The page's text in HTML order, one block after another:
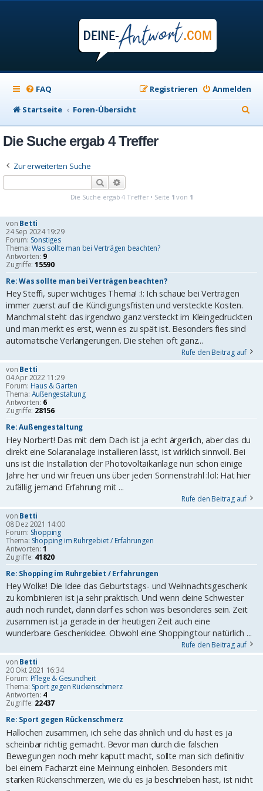
FAQ Anmelden
Registrieren
Startseite
Foren-Übersicht
u
Die Suche ergab 4 Treffer
Zur erweiterten Suche
Suche
Die Suche ergab 4 Treffer • Seite 1 von 1
von Betti
24 Sep 2024 19:29
Forum: Sonstiges
Thema: Was sollte man bei Verträgen beachten?
Antworten: 9
Zugriffe: 15590
Re: Was sollte man bei Verträgen beachten?
Hey Steffi, super wichtiges Thema! :!: Ich schaue bei Verträgen
immer zuerst auf die Kündigungsfristen und versteckte Kosten.
Manchmal steht das irgendwo ganz versteckt im Kleingedruckten
und man merkt es erst, wenn es zu spät ist. Besonders fies sind
automatische Verlängerungen. Die stehen oft ganz...
Rufe den Beitrag auf
von Betti
04 Apr 2022 11:29
Forum: Haus & Garten
Thema: Außengestaltung
Antworten: 6
Zugriffe: 28156
Re: Außengestaltung
Hey Norbert! Das mit dem Dach ist ja echt ärgerlich, aber das du
direkt eine Solaranalage installieren lässt, ist wirklich sinnvoll. Bei
uns ist die Installation der Photovoltaikanlage nun schon einige
Jahre her und wir freuen uns über jeden Sonnenstrahl :lol: Hat hier
zufällig jemand Erfahrung mit ...
Rufe den Beitrag auf
von Betti
08 Dez 2021 14:00
Forum: Shopping
Thema: Shopping im Ruhrgebiet / Erfahrungen
Antworten: 1
Zugriffe: 41820
Re: Shopping im Ruhrgebiet / Erfahrungen
Hey Wolke! Die Idee das Geburtstags- und Weihnachtsgeschenk
zu kombinieren ist ja sehr praktisch. Und wenn deine Schwester
auch noch rundet, dann darf es schon was besonderes sein. Zeit
zusammen ist ja gerade in der heutigen Zeit auch eine
wunderbare Geschenkidee. Obwohl eine Shoppingtour natürlich ...
Rufe den Beitrag auf
von Betti
20 Okt 2021 16:34
Forum: Pflege & Gesundheit
Thema: Sport gegen Rückenschmerz
Antworten: 4
Zugriffe: 22437
Re: Sport gegen Rückenschmerz
Hallöchen zusammen, ich sehe das ähnlich und du hast es ja
scheinbar richtig gemacht. Bevor man durch die falschen
Bewegungen noch mehr kaputt macht, sollte man sich definitiv
bei einem Facharzt eine Meinnung einholen. Besonders mit
starken Rückenschmerzen, wie du es ja beschrieben hast, ist nicht